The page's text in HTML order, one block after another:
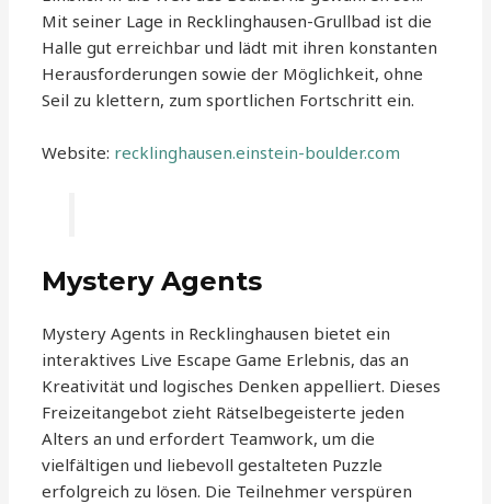
Mit seiner Lage in Recklinghausen-Grullbad ist die
Halle gut erreichbar und lädt mit ihren konstanten
Herausforderungen sowie der Möglichkeit, ohne
Seil zu klettern, zum sportlichen Fortschritt ein.
Website: recklinghausen.einstein-boulder.com
Mystery Agents
Mystery Agents in Recklinghausen bietet ein
interaktives Live Escape Game Erlebnis, das an
Kreativität und logisches Denken appelliert. Dieses
Freizeitangebot zieht Rätselbegeisterte jeden
Alters an und erfordert Teamwork, um die
vielfältigen und liebevoll gestalteten Puzzle
erfolgreich zu lösen. Die Teilnehmer verspüren